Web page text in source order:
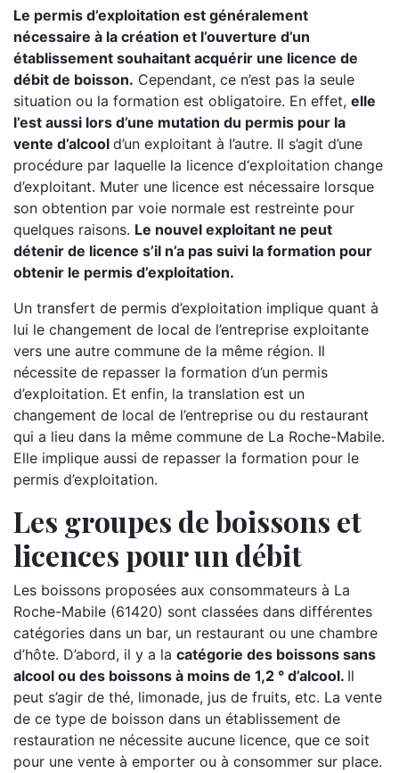
Le permis d’exploitation est généralement
nécessaire à la création et l’ouverture d’un
établissement souhaitant acquérir une licence de
débit de boisson. Cependant, ce n’est pas la seule
situation ou la formation est obligatoire. En effet, elle
l’est aussi lors d’une mutation du permis pour la
vente d’alcool d’un exploitant à l’autre. Il s’agit d’une
procédure par laquelle la licence d‘exploitation change
d’exploitant. Muter une licence est nécessaire lorsque
son obtention par voie normale est restreinte pour
quelques raisons. Le nouvel exploitant ne peut
détenir de licence s’il n’a pas suivi la formation pour
obtenir le permis d’exploitation.
Un transfert de permis d’exploitation implique quant à
lui le changement de local de l’entreprise exploitante
vers une autre commune de la même région. Il
nécessite de repasser la formation d’un permis
d’exploitation. Et enfin, la translation est un
changement de local de l’entreprise ou du restaurant
qui a lieu dans la même commune de La Roche-Mabile.
Elle implique aussi de repasser la formation pour le
permis d’exploitation.
Les groupes de boissons et
licences pour un débit
Les boissons proposées aux consommateurs à La
Roche-Mabile (61420) sont classées dans différentes
catégories dans un bar, un restaurant ou une chambre
d’hôte. D’abord, il y a la catégorie des boissons sans
alcool ou des boissons à moins de 1,2 ° d’alcool. Il
peut s’agir de thé, limonade, jus de fruits, etc. La vente
de ce type de boisson dans un établissement de
restauration ne nécessite aucune licence, que ce soit
pour une vente à emporter ou à consommer sur place.